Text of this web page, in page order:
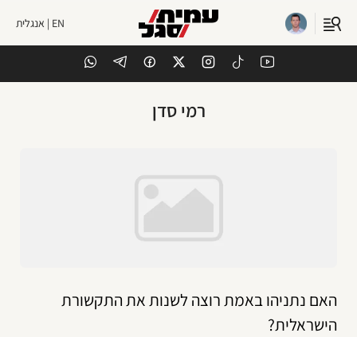
EN | אנגלית
רמי סדן
האם נתניהו באמת רוצה לשנות את התקשורת
הישראלית?